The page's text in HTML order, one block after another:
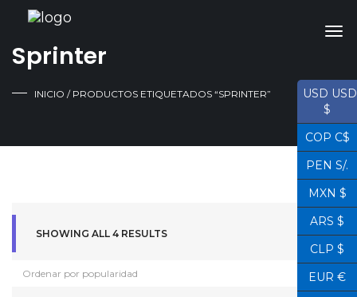
Sprinter
INICIO / PRODUCTOS ETIQUETADOS “SPRINTER”
SHOWING ALL 4 RESULTS
USD USD
$
COP C$
PEN S/.
MXN $
ARS $
CLP $
EUR €